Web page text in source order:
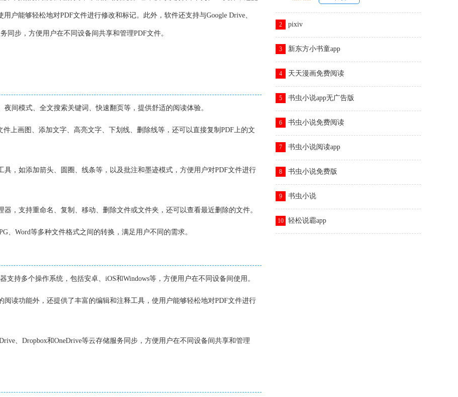
户能够轻松地对PDF文件进行修改和标记。此外，软件还支持与Google Drive、
同步，方便用户在不同设备间共享和管理PDF文件。
夜间模式、全文搜索关键词、快速翻页等，提供舒适的阅读体验。
件上画图、添加文字、高亮文字、下划线、删除线等，还可以直接复制PDF上的文
具，如添加箭头、圆圈、线条等，以及批注和墨迹模式，方便用户对PDF文件进行
器，支持重命名、复制、移动、删除文件或文件夹，还可以查看最近删除的文件。
、Word等多种文件格式之间的转换，满足用户不同的需求。
支持多个操作系统，包括安卓、iOS和Windows等，方便用户在不同设备间使用。
阅读功能外，还提供了丰富的编辑和注释工具，使用户能够轻松地对PDF文件进行
、Dropbox和OneDrive等云存储服务同步，方便用户在不同设备间共享和管理
2 pixiv
3 新东方小书童app
4 天天漫画免费阅读
5 书虫小说app无广告版
6 书虫小说免费阅读
7 书虫小说阅读app
8 书虫小说免费版
9 书虫小说
10 轻松说霸app